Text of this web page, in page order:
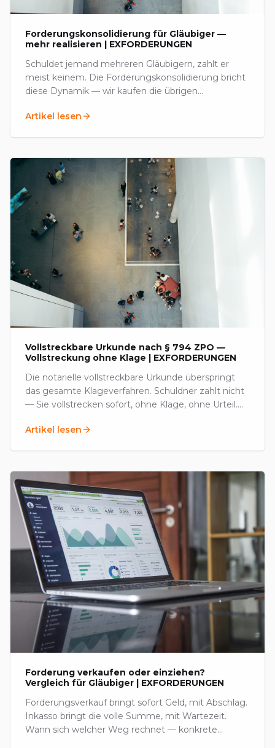
Forderungskonsolidierung für Gläubiger —
mehr realisieren | EXFORDERUNGEN
Schuldet jemand mehreren Gläubigern, zahlt er
meist keinem. Die Forderungskonsolidierung bricht
diese Dynamik — wir kaufen die übrigen
Vereinbarung.
Artikel lesen
Vollstreckbare Urkunde nach § 794 ZPO —
Vollstreckung ohne Klage | EXFORDERUNGEN
Die notarielle vollstreckbare Urkunde überspringt
das gesamte Klageverfahren. Schuldner zahlt nicht
— Sie vollstrecken sofort, ohne Klage, ohne Urteil.
Artikel lesen
Forderung verkaufen oder einziehen?
Vergleich für Gläubiger | EXFORDERUNGEN
Forderungsverkauf bringt sofort Geld, mit Abschlag.
Inkasso bringt die volle Summe, mit Wartezeit.
Wann sich welcher Weg rechnet — konkrete